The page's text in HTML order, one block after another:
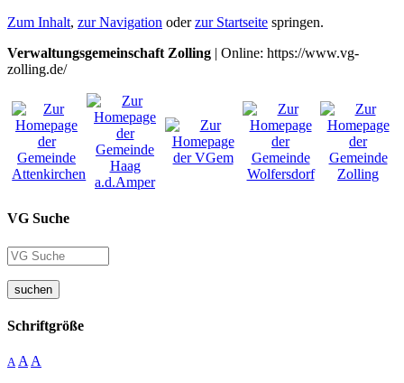
Zum Inhalt, zur Navigation oderzur Startseite springen.
Verwaltungsgemeinschaft Zolling | Online: https://www.vg-
zolling.de/
VG Suche
suchen
Schriftgröße
A A A